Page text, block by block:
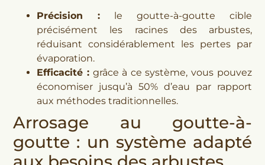
Précision : le goutte-à-goutte cible
précisément les racines des arbustes,
réduisant considérablement les pertes par
évaporation.
Efficacité : grâce à ce système, vous pouvez
économiser jusqu’à 50% d’eau par rapport
aux méthodes traditionnelles.
Arrosage au goutte-à-
goutte : un système adapté